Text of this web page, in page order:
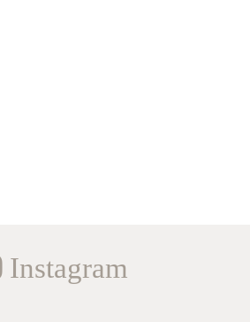
Instagram